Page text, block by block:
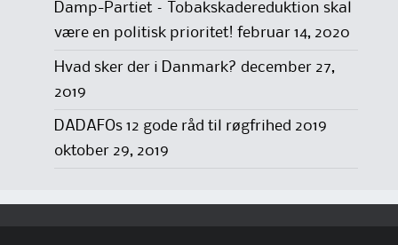
Damp-Partiet – Tobakskadereduktion skal
være en politisk prioritet! februar 14, 2020
Hvad sker der i Danmark? december 27,
2019
DADAFOs 12 gode råd til røgfrihed 2019
oktober 29, 2019